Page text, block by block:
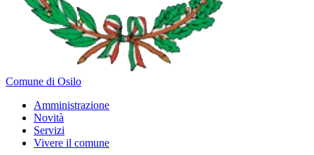
Comune di Osilo
Amministrazione
Novità
Servizi
Vivere il comune